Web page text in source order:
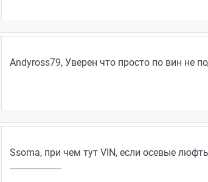
Andyross79, Уверен что просто по вин не
Ssoma, при чем тут VIN, если осевые